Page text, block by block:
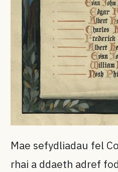
Mae sefydliadau fel
rhai a ddaeth adref